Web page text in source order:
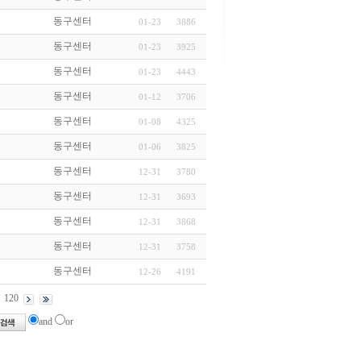
동구센터 01-23 3886
동구센터 01-23 3925
동구센터 01-23 4443
동구센터 01-12 3706
동구센터 01-08 4325
동구센터 01-06 3825
동구센터 12-31 3780
동구센터 12-31 3693
동구센터 12-31 3868
동구센터 12-31 3758
동구센터 12-26 4191
120
and or